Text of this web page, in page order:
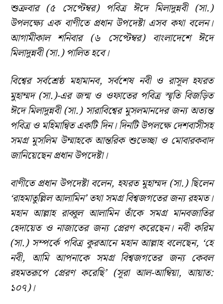
শুক্রবার (৫ সেপ্টেম্বর) পবিত্র ঈদে মিলাদুন্নবী (সা.)
উপলক্ষ্যে এক বাণীতে প্রধান উপদেষ্টা এসব কথা বলেন।
আগামীকাল শনিবার (৬ সেপ্টেম্বর) বাংলাদেশে ঈদে
মিলাদুন্নবী (সা.) পালিত হবে।
বিশ্বের সর্বশ্রেষ্ঠ মহামানব, সর্বশেষ নবী ও রাসূল হযরত
মুহাম্মদ (সা.)-এর জন্ম ও ওফাতের পবিত্র স্মৃতি বিজড়িত
ঈদে মিলাদুন্নবী (সা.) সারাবিশ্বের মুসলমানদের জন্য অত্যন্ত
পবিত্র ও মহিমান্বিত একটি দিন। দিনটি উপলক্ষে দেশবাসীসহ
সমগ্র মুসলিম উম্মাহকে আন্তরিক শুভেচ্ছা ও মোবারকবাদ
জানিয়েছেন প্রধান উপদেষ্টা।
বাণীতে প্রধান উপদেষ্টা বলেন, হযরত মুহাম্মদ (সা.) ছিলেন
‘রাহমাতুল্লিল আলামিন’ তথা সমগ্র বিশ্বজগতের জন্য রহমত।
মহান আল্লাহ রাব্বুল আলামিন তাঁকে সমগ্র মানবজাতির
হেদায়েত ও নাজাতের জন্য প্রেরণ করেছেন। নবী করিম
(সা.) সম্পর্কে পবিত্র কুরআনে মহান আল্লাহ বলেছেন, ‘হে
নবী, আমি আপনাকে সমগ্র বিশ্বজগতের জন্য কেবল
রহমতরূপে প্রেরণ করেছি’ (সূরা আল-আম্বিয়া, আয়াত:
১০৭)।